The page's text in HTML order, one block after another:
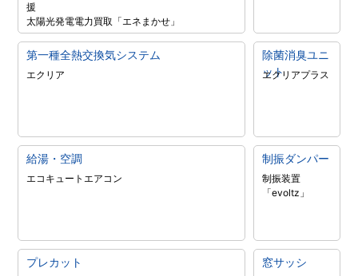
援
太陽光発電電力買取「エネまかせ」
第一種全熱交換気システム
エクリア
除菌消臭ユニ
ット
エクリアプラス
給湯・空調
エコキュートエアコン
制振ダンパー
制振装置
「evoltz」
プレカット 窓サッシ